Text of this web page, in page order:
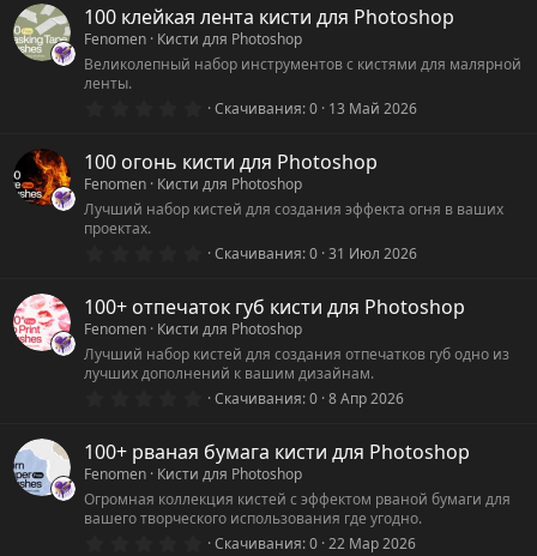
0
з
в
ё
100 клейкая лента кисти для Photoshop
Fenomen Кисти для Photoshop
Великолепный набор инструментов с кистями для малярной
ленты.
0
0
з
в
ё
Скачивания 0 13 Май 2026
100 огонь кисти для Photoshop
Fenomen Кисти для Photoshop
Лучший набор кистей для создания эффекта огня в ваших
проектах.
0
0
з
в
ё
з
Скачивания 0 31 Июл 2026
100+ отпечаток губ кисти для Photoshop
Fenomen Кисти для Photoshop
Лучший набор кистей для создания отпечатков губ одно из
лучших дополнений к вашим дизайнам.
0
0
з
в
ё
з
Скачивания 0 8 Апр 2026
100+ рваная бумага кисти для Photoshop
Fenomen Кисти для Photoshop
Огромная коллекция кистей с эффектом рваной бумаги для
вашего творческого использования где угодно.
0Скачивания 0 22 Мар 2026